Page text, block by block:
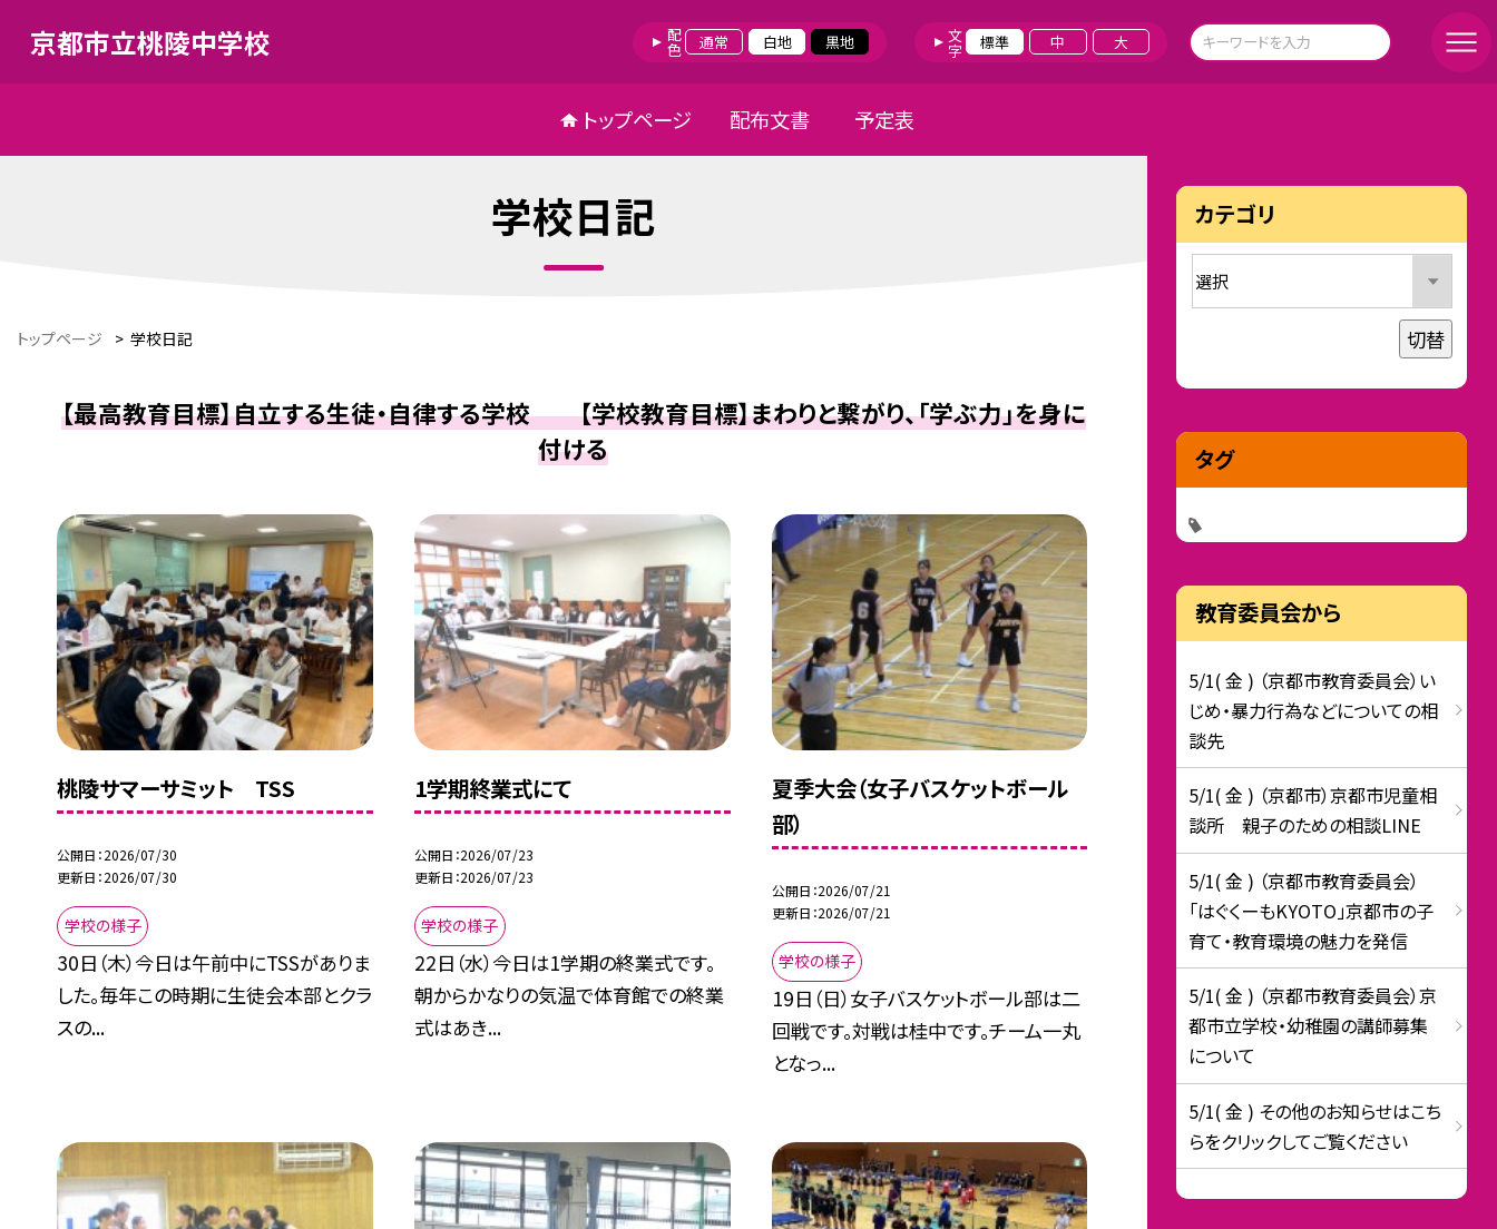
京都市立桃陵中学校 配色 通常 白地 黒地 文字 標準 中 大
トップページ 配布文書 予定表
学校日記
トップページ > 学校日記
【最高教育目標】自立する生徒・自律する学校 【学校教育目標】まわりと繋がり、「学ぶ力」を身に
付ける
桃陵サマーサミット TSS
公開日 2026/07/30
更新日 2026/07/30
学校の様子
30日（木）今日は午前中にTSSがありま
した。毎年この時期に生徒会本部とクラ
スの...
1学期終業式にて
公開日 2026/07/23
更新日 2026/07/23
学校の様子
22日（水）今日は1学期の終業式です。
朝からかなりの気温で体育館での終業
式はあき...
夏季大会（女子バスケットボール
部）
公開日 2026/07/21
更新日 2026/07/21
学校の様子
19日（日）女子バスケットボール部は二
回戦です。対戦は桂中です。チーム一丸
となっ...
カテゴリ
切替
タグ
教育委員会から
5/1( 金 ) （京都市教育委員会）い
じめ・暴力行為などについての相
談先
5/1( 金 ) （京都市）京都市児童相
談所 親子のための相談LINE
5/1( 金 ) （京都市教育委員会）
「はぐくーもKYOTO」京都市の子
育て・教育環境の魅力を発信
5/1( 金 ) （京都市教育委員会）京
都市立学校・幼稚園の講師募集
について
5/1( 金 ) その他のお知らせはこち
らをクリックしてご覧ください